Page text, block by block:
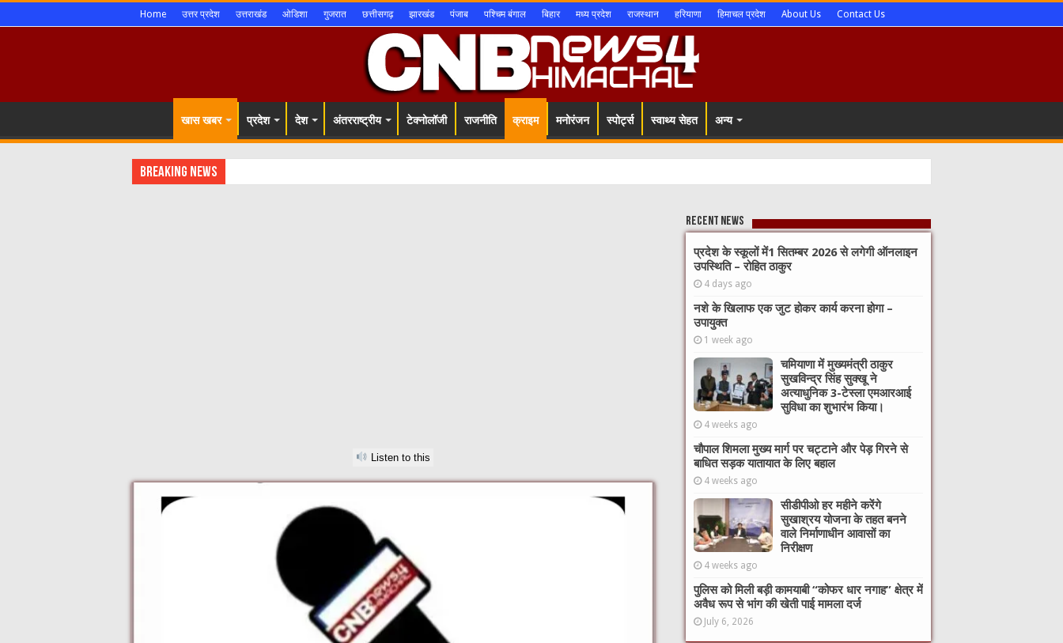
Home उत्तर प्रदेश उत्तराखंड ओडिशा गुजरात छत्तीसगढ़ झारखंड पंजाब पश्चिम बंगाल बिहार मध्य प्रदेश राजस्थान हरियाणा हिमाचल प्रदेश About Us Contact Us
खास खबर प्रदेश देश अंतरराष्ट्रीय टेक्नोलॉजी राजनीति क्राइम मनोरंजन स्पोर्ट्स स्वाथ्य सेहत अन्य
Breaking News
Listen to this
Recent News
प्रदेश के स्कूलों में1 सितम्बर 2026 से लगेगी ऑनलाइन
उपस्थिति – रोहित ठाकुर
4 days ago
नशे के खिलाफ एक जुट होकर कार्य करना होगा –
उपायुक्त
1 week ago
चमियाणा में मुख्यमंत्री ठाकुर
सुखविन्द्र सिंह सुक्खू ने
अत्याधुनिक 3-टेस्ला एमआरआई
सुविधा का शुभारंभ किया।
4 weeks ago
चौपाल शिमला मुख्य मार्ग पर चट्टाने और पेड़ गिरने से
बाधित सड़क यातायात के लिए बहाल
4 weeks ago
सीडीपीओ हर महीने करेंगे
सुखाश्रय योजना के तहत बनने
वाले निर्माणाधीन आवासों का
निरीक्षण
4 weeks ago
पुलिस को मिली बड़ी कामयाबी “कोफर धार नगाह” क्षेत्र में
अवैध रूप से भांग की खेती पाई मामला दर्ज
July 6, 2026